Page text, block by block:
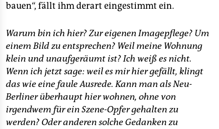
bauen“, fällt ihm derart eingestimmt ein.
Warum bin ich hier? Zur eigenen Imagepflege? Um
einem Bild zu entsprechen? Weil meine Wohnung
klein und unaufgeräumt ist? Ich weiß es nicht.
Wenn ich jetzt sage: weil es mir hier gefällt, klingt
das wie eine faule Ausrede. Kann man als Neu-
Berliner überhaupt hier wohnen, ohne von
irgendwem für ein Szene-Opfer gehalten zu
werden? Oder anderen solche Gedanken zu